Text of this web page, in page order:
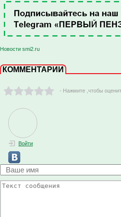
Новости smi2.ru
КОММЕНТАРИИ
- Нажмите ,чтобы
Войти